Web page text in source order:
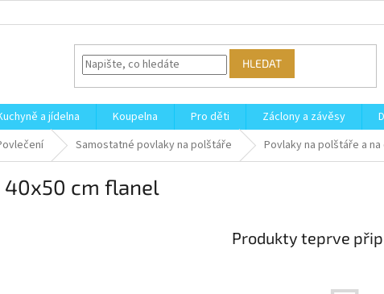
HLEDAT
a jídelna Koupelna Pro děti Záclony a závěsy
Samostatné povlaky na polštáře Povlaky na polštáře a
40x50 cm flanel
Produkty teprve